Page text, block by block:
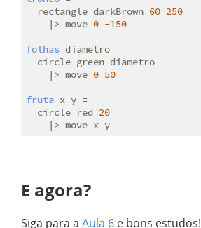
  rectangle darkBrown
60 250
    |> move
0 -150
folhas diametro =
  circle green diametro
    |> move
0 50
fruta x y =
  circle red
20
E agora?
Siga para a Aula 6 e bons estudos!